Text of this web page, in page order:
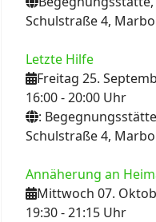
Schulstraße 4,
Letzte Hilfe
Freitag 25.
16:00- 20:00 Uhr
:
Schulstraße 4,
Annäherung an
Mittwoch 07.
19:30- 21:15 Uhr